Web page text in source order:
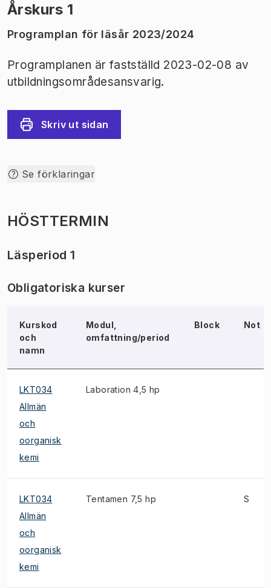
Årskurs 1
Programplan för läsår 2023/2024
Programplanen är fastställd 2023-02-08 av
utbildningsområdesansvarig.
Skriv ut sidan
Se förklaringar
HÖSTTERMIN
Läsperiod 1
Obligatoriska kurser
Kurskod
och
namn
Modul,
omfattning/period
Block Not
LKT034
Allmän
och
oorganisk
kemi
Laboration 4,5 hp
LKT034
Allmän
och
oorganisk
kemi
Tentamen 7,5 hp S